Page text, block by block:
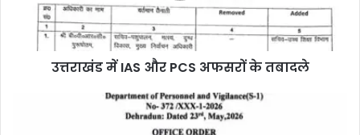
उत्तराखंड में IAS और PCS अफसरों के तबादले